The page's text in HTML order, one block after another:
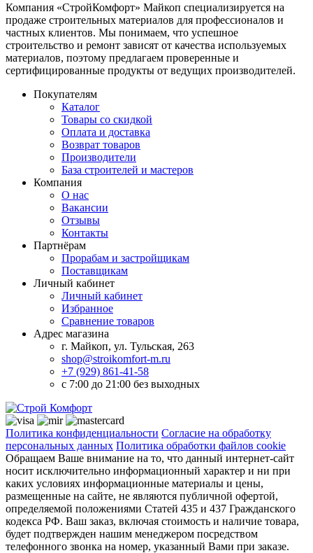
Компания «СтройКомфорт» Майкоп специализируется на
продаже строительных материалов для профессионалов и
частных клиентов. Мы понимаем, что успешное
строительство и ремонт зависят от качества используемых
материалов, поэтому предлагаем проверенные и
сертифицированные продукты от ведущих производителей.
Покупателям
Каталог
Товары со скидкой
Оплата и доставка
Возврат товаров
Производители
База строителей и мастеров
Компания
О нас
Вакансии
Отзывы
Контакты
Партнёрам
Прорабам и застройщикам
Поставщикам
Личный кабинет
Личный кабинет
Избранное
Сравнение товаров
Адрес магазина
г. Майкоп, ул. Тульская, 263
shop@stroikomfort-m.ru
+7 (929) 861-41-58
с 7:00 до 21:00 без выходных
Политика конфиденциальности Согласие на обработку
персональных данных Политика обработки файлов cookie
Обращаем Ваше внимание на то, что данный интернет-сайт
носит исключительно информационный характер и ни при
каких условиях информационные материалы и цены,
размещенные на сайте, не являются публичной офертой,
определяемой положениями Статей 435 и 437 Гражданского
кодекса РФ. Ваш заказ, включая стоимость и наличие товара,
будет подтвержден нашим менеджером посредством
телефонного звонка на номер, указанный Вами при заказе.